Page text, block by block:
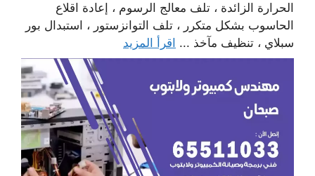
الحرارة الزائدة ، تلف معالج الرسوم ، إعادة اقلاع
الحاسوب بشكل متكرر ، تلف التوانزستور ، استبدال بور
سبلاي ، تنظيف مآخذ ... اقرأ المزيد